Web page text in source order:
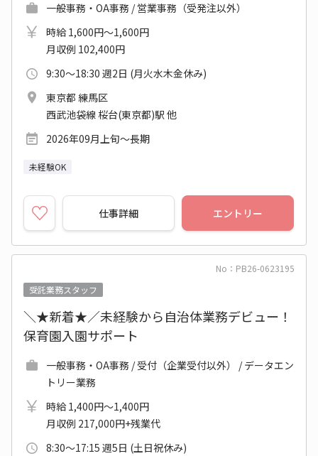
一般事務・OA事務 / 営業事務（受発注以外）
時給 1,600円～1,600円
月収例 102,400円
9:30～18:30 週2日 (月火水木金休み)
東京都 練馬区
西武池袋線 桜台(東京都)駅 他
2026年09月上旬～長期
未経験OK
仕事詳細 エントリー
No：PB26-0623195
受託業務スタッフ
＼★新着★／未経験から自治体業務デビュー！
保育園入園サポート
一般事務・OA事務 / 受付（企業受付以外） / データエン
トリー業務
時給 1,400円～1,400円
月収例 217,000円+残業代
8:30～17:15 週5日 (土日祝休み)